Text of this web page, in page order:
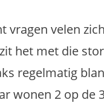
vragen velen
het met die
regelmatig
wonen 2 op de